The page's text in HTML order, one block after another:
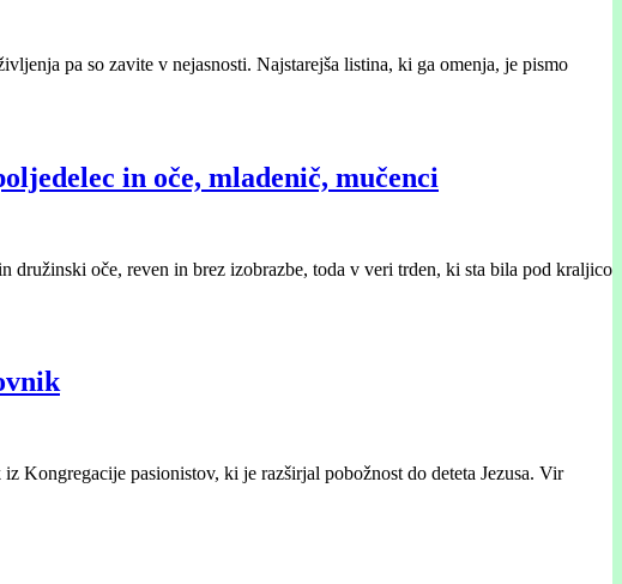
pa so zavite v nejasnosti. Najstarejša listina, ki ga omenja, je pismo
in oče, mladenič, mučenci
oče, reven in brez izobrazbe, toda v veri trden, ki sta bila pod kraljico
pasionistov, ki je razširjal pobožnost do deteta Jezusa. Vir